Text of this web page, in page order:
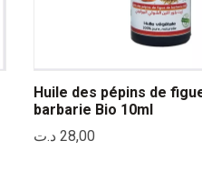
Huile des pépins de
barbarie Bio 10ml
28,00 د.ت